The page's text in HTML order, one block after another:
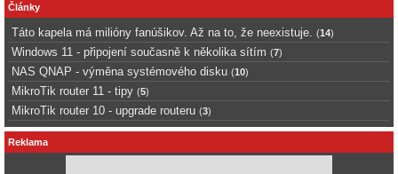
Články
Táto kapela má milióny fanúšikov. Až na to, že neexistuje. (14)
Windows 11 - připojení současně k několika sítím (7)
NAS QNAP - výměna systémového disku (10)
MikroTik router 11 - tipy (5)
MikroTik router 10 - upgrade routeru (3)
Reklama